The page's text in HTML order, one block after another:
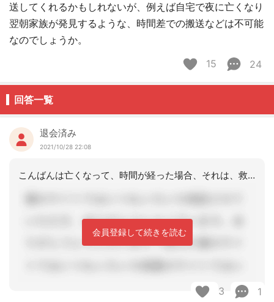
送してくれるかもしれないが、例えば自宅で夜に亡くなり
翌朝家族が発見するような、時間差での搬送などは不可能
なのでしょうか。
15
24
回答一覧
退会済み
2021/10/28 22:08
こんばんは亡くなって、時間が経った場合、それは、救急搬送できません。現地で、死亡
会員登録して続きを読む
3 1